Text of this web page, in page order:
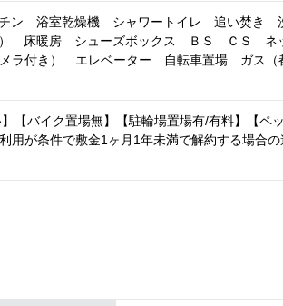
ン 浴室乾燥機 シャワートイレ 追い焚き
） 床暖房 シューズボックス ＢＳ ＣＳ ネ
ラ付き） エレベーター 自転車置場 ガス（
【バイク置場無】【駐輪場置場有/有料】【ペ
が条件で敷金1ヶ月1年未満で解約する場合の